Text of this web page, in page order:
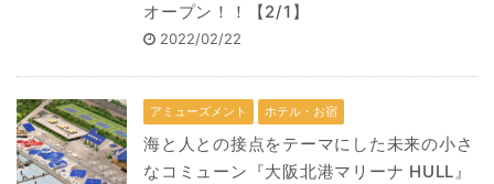
オープン！！【2/1】
2022/02/22
アミューズメント ホテル・お宿
海と人との接点をテーマにした未来の小さ
なコミューン『大阪北港マリーナ HULL』